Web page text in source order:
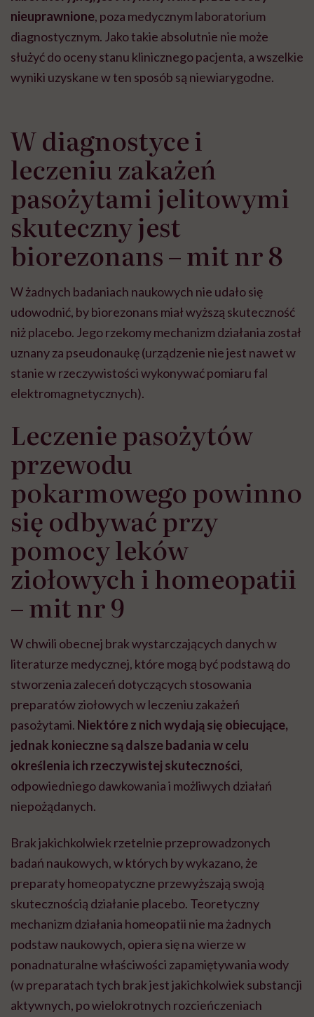
nieuprawnione, poza medycznym laboratorium
diagnostycznym. Jako takie absolutnie nie może
służyć do oceny stanu klinicznego pacjenta, a wszelkie
wyniki uzyskane w ten sposób są niewiarygodne.
W diagnostyce i
leczeniu zakażeń
pasożytami jelitowymi
skuteczny jest
biorezonans – mit nr 8
W żadnych badaniach naukowych nie udało się
udowodnić, by biorezonans miał wyższą skuteczność
niż placebo. Jego rzekomy mechanizm działania został
uznany za pseudonaukę (urządzenie nie jest nawet w
stanie w rzeczywistości wykonywać pomiaru fal
elektromagnetycznych).
Leczenie pasożytów
przewodu
pokarmowego powinno
się odbywać przy
pomocy leków
ziołowych i homeopatii
– mit nr 9
W chwili obecnej brak wystarczających danych w
literaturze medycznej, które mogą być podstawą do
stworzenia zaleceń dotyczących stosowania
preparatów ziołowych w leczeniu zakażeń
pasożytami. Niektóre z nich wydają się obiecujące,
jednak konieczne są dalsze badania w celu
określenia ich rzeczywistej skuteczności,
odpowiedniego dawkowania i możliwych działań
niepożądanych.
Brak jakichkolwiek rzetelnie przeprowadzonych
badań naukowych, w których by wykazano, że
preparaty homeopatyczne przewyższają swoją
skutecznością działanie placebo. Teoretyczny
mechanizm działania homeopatii nie ma żadnych
podstaw naukowych, opiera się na wierze w
ponadnaturalne właściwości zapamiętywania wody
(w preparatach tych brak jest jakichkolwiek substancji
aktywnych, po wielokrotnych rozcieńczeniach